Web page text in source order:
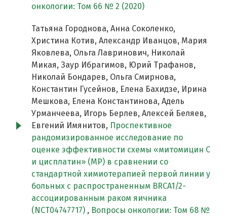
онкологии: Том 66 № 2 (2020)
Татьяна Городнова, Анна Соколенко,
Христина Котив, Александр Иванцов, Мария
Яковлева, Ольга Лавринович, Николай
Микая, Заур Ибрагимов, Юрий Трафанов,
Николай Бондарев, Ольга Смирнова,
Константин Гусейнов, Елена Бахидзе, Ирина
Мешкова, Елена Константинова, Адель
Урманчеева, Игорь Берлев, Алексей Беляев,
Евгений Имянитов, Проспективное
рандомизированное исследование по
оценке эффективности схемы «митомицин С
и цисплатин» (MP) в сравнении со
стандартной химиотерапией первой линии у
больных c распространенным BRCA1/2-
ассоциированным раком яичника
(NCT04747717) , Вопросы онкологии: Том 68 №